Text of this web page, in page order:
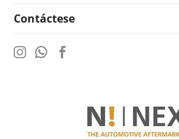
Contáctese